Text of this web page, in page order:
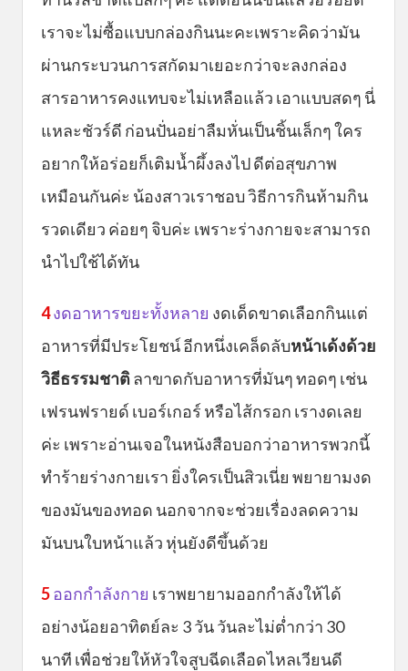
เราจะไม่ซื้อแบบกล่องกินนะคะเพราะคิดว่ามัน
ผ่านกระบวนการสกัดมาเยอะกว่าจะลงกล่อง
สารอาหารคงแทบจะไม่เหลือแล้ว เอาแบบสดๆ นี่
แหละชัวร์ดี ก่อนปั่นอย่าลืมหั่นเป็นชิ้นเล็กๆ ใคร
อยากให้อร่อยก็เติมน้ำผึ้งลงไป ดีต่อสุขภาพ
เหมือนกันค่ะ น้องสาวเราชอบ วิธีการกินห้ามกิน
รวดเดียว ค่อยๆ จิบค่ะ เพราะร่างกายจะสามารถ
นำไปใช้ได้ทัน
4งดอาหารขยะทั้งหลาย งดเด็ดขาดเลือกกินแต่
อาหารที่มีประโยชน์ อีกหนึ่งเคล็ดลับหน้าเด้งด้วย
วิธีธรรมชาติลาขาดกับอาหารที่มันๆ ทอดๆ เช่น
เฟรนฟรายด์ เบอร์เกอร์ หรือไส้กรอก เรางดเลย
ค่ะ เพราะอ่านเจอในหนังสือบอกว่าอาหารพวกนี้
ทำร้ายร่างกายเรา ยิ่งใครเป็นสิวเนี่ย พยายามงด
ของมันของทอด นอกจากจะช่วยเรื่องลดความ
มันบนใบหน้าแล้ว หุ่นยังดีขึ้นด้วย
5ออกกำลังกาย เราพยายามออกกำลังให้ได้
อย่างน้อยอาทิตย์ละ 3 วัน วันละไม่ต่ำกว่า 30
นาที เพื่อช่วยให้หัวใจสูบฉีดเลือดไหลเวียนดี